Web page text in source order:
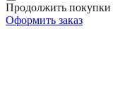
Продолжить покупки
Оформить заказ